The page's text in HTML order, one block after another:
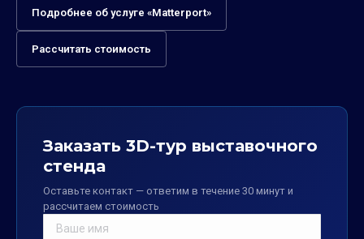
Подробнее об услуге «Matterport»
Рассчитать стоимость
Заказать 3D-тур выставочного
стенда
Оставьте контакт — ответим в течение 30 минут и
рассчитаем стоимость